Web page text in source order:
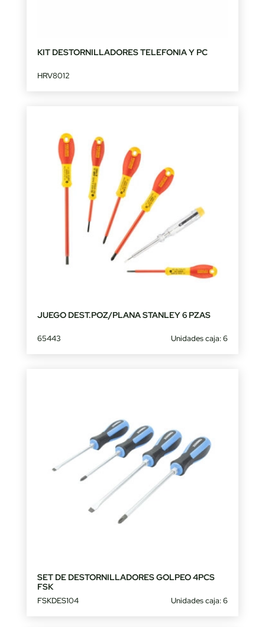
KIT DESTORNILLADORES TELEFONIA Y PC
HRV8012
JUEGO DEST.POZ/PLANA STANLEY 6 PZAS
65443 Unidades caja: 6
SET DE DESTORNILLADORES GOLPEO 4PCS
FSK
FSKDES104 Unidades caja: 6